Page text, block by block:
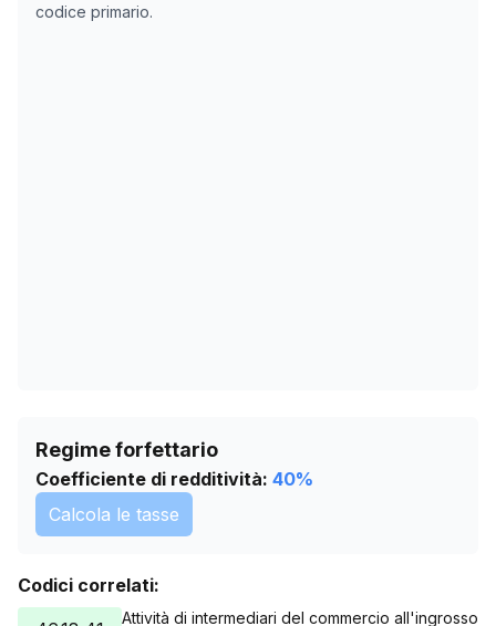
codice primario.
22/05/2025
Regime forfettario
Coefficiente di redditività: 40%
Calcola le tasse
Codici correlati:
Attività di intermediari del commercio all'ingrosso